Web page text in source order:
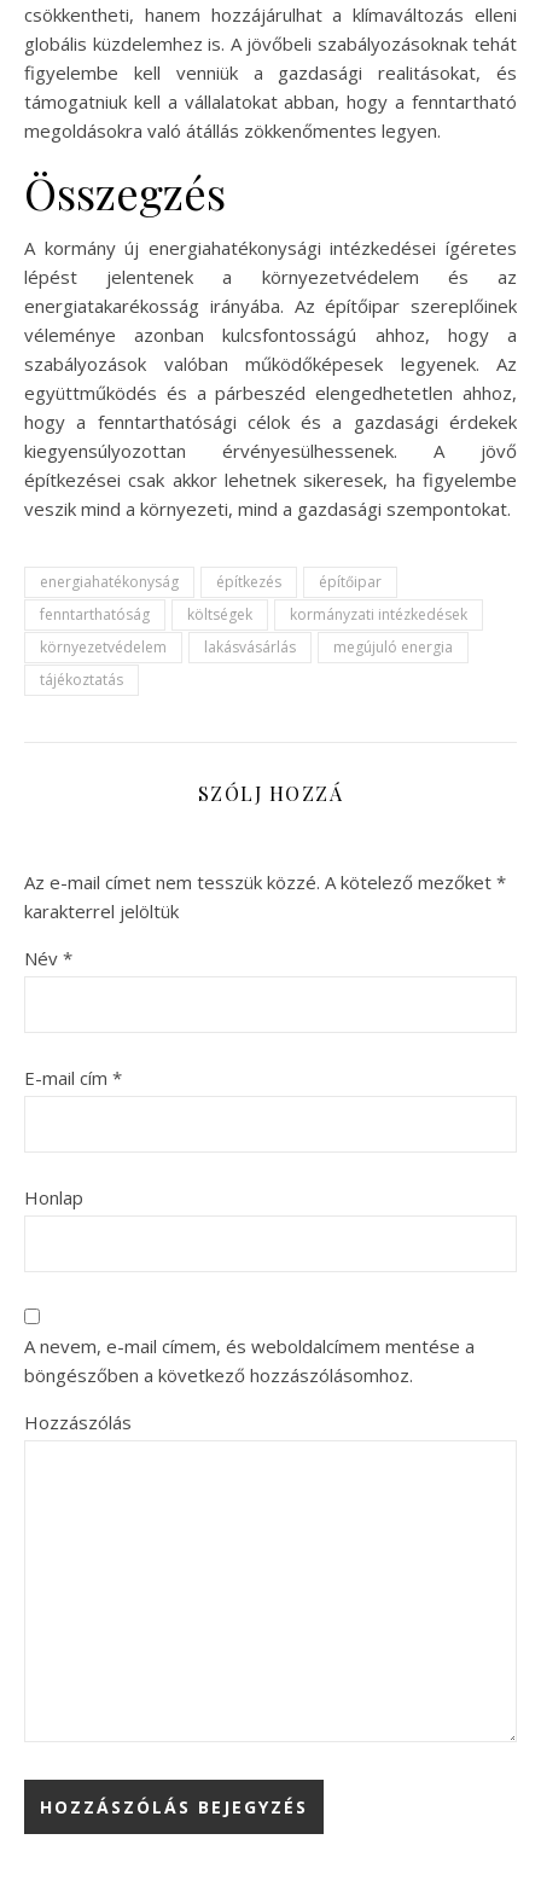
csökkentheti, hanem hozzájárulhat a klímaváltozás elleni
globális küzdelemhez is. A jövőbeli szabályozásoknak tehát
figyelembe kell venniük a gazdasági realitásokat, és
támogatniuk kell a vállalatokat abban, hogy a fenntartható
megoldásokra való átállás zökkenőmentes legyen.
Összegzés
A kormány új energiahatékonysági intézkedései ígéretes
lépést jelentenek a környezetvédelem és az
energiatakarékosság irányába. Az építőipar szereplőinek
véleménye azonban kulcsfontosságú ahhoz, hogy a
szabályozások valóban működőképesek legyenek. Az
együttműködés és a párbeszéd elengedhetetlen ahhoz,
hogy a fenntarthatósági célok és a gazdasági érdekek
kiegyensúlyozottan érvényesülhessenek. A jövő
építkezései csak akkor lehetnek sikeresek, ha figyelembe
veszik mind a környezeti, mind a gazdasági szempontokat.
energiahatékonyság építkezés
építőipar
fenntarthatóság
költségek
kormányzati intézkedések
környezetvédelem
lakásvásárlás
megújuló energia
tájékoztatás
SZÓLJ HOZZÁ
Az e-mail címet nem tesszük közzé. A kötelező mezőket *
karakterrel jelöltük
Név *
E-mail cím *
Honlap
A nevem, e-mail címem, és weboldalcímem mentése a
böngészőben a következő hozzászólásomhoz.
Hozzászólás